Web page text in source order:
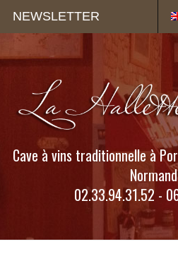
NEWSLETTER
Cave à vins traditionnelle à
02.33.94.31.52 -
Panneau de gestion des